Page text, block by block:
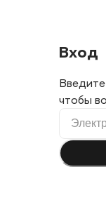
Вход
чтобы